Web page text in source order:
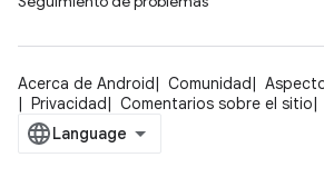
Acerca de Android Comunidad
Privacidad
Comentarios sobre el sitio